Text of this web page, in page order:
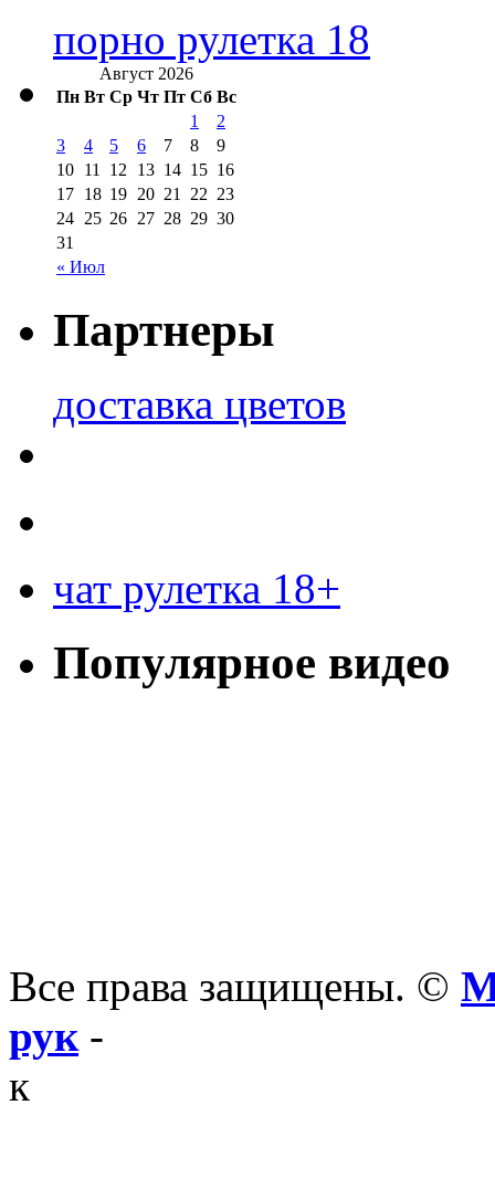
порно рулетка 18
Август 2026
Пн Вт Ср Чт Пт Сб Вс
« Июл
1
2
3
4 5 6 7 8
9
10 11 12 13 14 15 16
17 18 19 20 21 22 23
24 25 26 27 28 29 30
31
Партнеры
доставка цветов
чат рулетка 18+
Популярное видео
Все права защищены. ©
рук-
к